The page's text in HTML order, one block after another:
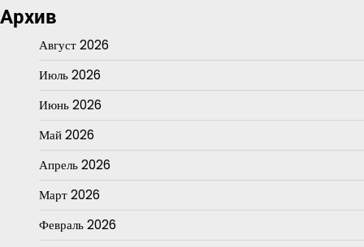
Архив
Август 2026
Июль 2026
Июнь 2026
Май 2026
Апрель 2026
Март 2026
Февраль 2026